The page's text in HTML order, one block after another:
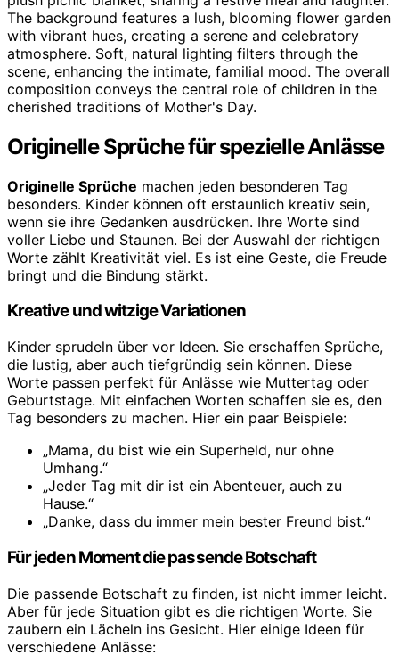
Originelle Sprüche für spezielle Anlässe
Originelle Sprüche machen jeden besonderen Tag
besonders. Kinder können oft erstaunlich kreativ sein,
wenn sie ihre Gedanken ausdrücken. Ihre Worte sind
voller Liebe und Staunen. Bei der Auswahl der richtigen
Worte zählt Kreativität viel. Es ist eine Geste, die Freude
bringt und die Bindung stärkt.
Kreative und witzige Variationen
Kinder sprudeln über vor Ideen. Sie erschaffen Sprüche,
die lustig, aber auch tiefgründig sein können. Diese
Worte passen perfekt für Anlässe wie Muttertag oder
Geburtstage. Mit einfachen Worten schaffen sie es, den
Tag besonders zu machen. Hier ein paar Beispiele:
„Mama, du bist wie ein Superheld, nur ohne
Umhang.“
„Jeder Tag mit dir ist ein Abenteuer, auch zu
Hause.“
„Danke, dass du immer mein bester Freund bist.“
Für jeden Moment die passende Botschaft
Die passende Botschaft zu finden, ist nicht immer leicht.
Aber für jede Situation gibt es die richtigen Worte. Sie
zaubern ein Lächeln ins Gesicht. Hier einige Ideen für
verschiedene Anlässe: